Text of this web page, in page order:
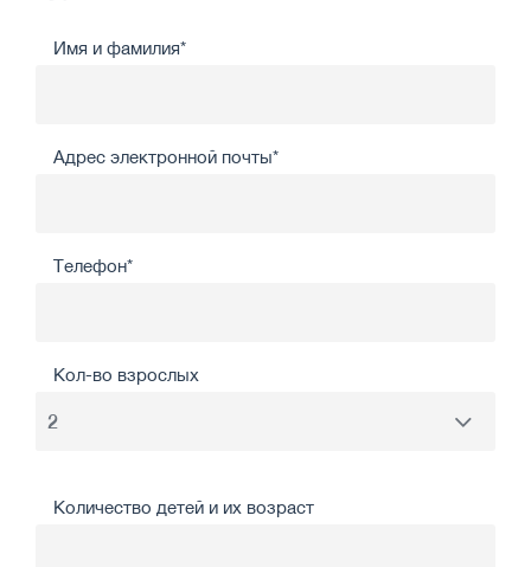
Имя и фамилия*
Адрес электронной почты*
Телефон*
Кол-во взрослых
Количество детей и их возраст